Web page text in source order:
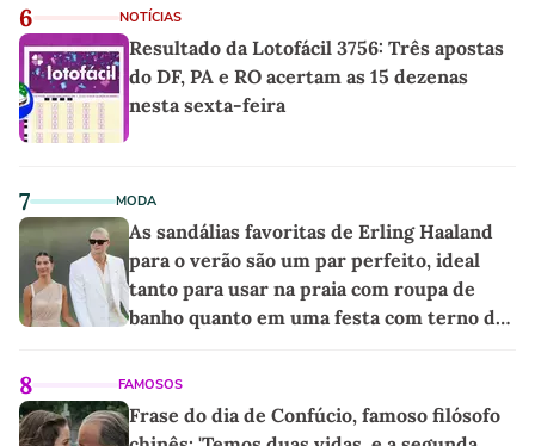
6 NOTÍCIAS
Resultado da Lotofácil 3756: Três apostas
do DF, PA e RO acertam as 15 dezenas
nesta sexta-feira
7 MODA
As sandálias favoritas de Erling Haaland
para o verão são um par perfeito, ideal
tanto para usar na praia com roupa de
banho quanto em uma festa com terno de
8 FAMOSOS
Frase do dia de Confúcio, famoso filósofo